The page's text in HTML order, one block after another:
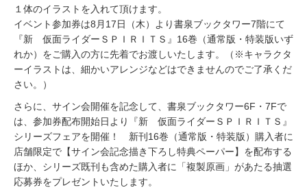
１体のイラストを入れて頂けます。
イベント参加券は8月17日（木）より書泉ブックタワー7階にて
『新 仮面ライダーＳＰＩＲＩＴＳ』16巻（通常版・特装版いず
れか）をご購入の方に先着でお渡しいたします。（※キャラクタ
ーイラストは、細かいアレンジなどはできませんのでご了承くだ
さい。）
さらに、サイン会開催を記念して、書泉ブックタワー6F・7Fで
は、参加券配布開始日より『新 仮面ライダーＳＰＩＲＩＴＳ』
シリーズフェアを開催！ 新刊16巻（通常版・特装版）購入者に
店舗限定で【サイン会記念描き下ろし特典ペーパー】を配布する
ほか、シリーズ既刊も含めた購入者に「複製原画」があたる抽選
応募券をプレゼントいたします。